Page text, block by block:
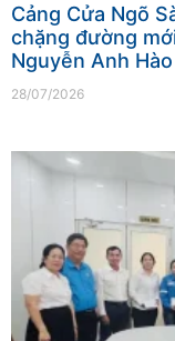
Cảng Cửa Ngõ
chặng đường
Nguyễn Anh Hào
28/07/2026